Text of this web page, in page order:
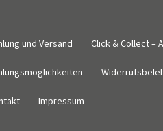
und Versand Click & Collect –
Impressum